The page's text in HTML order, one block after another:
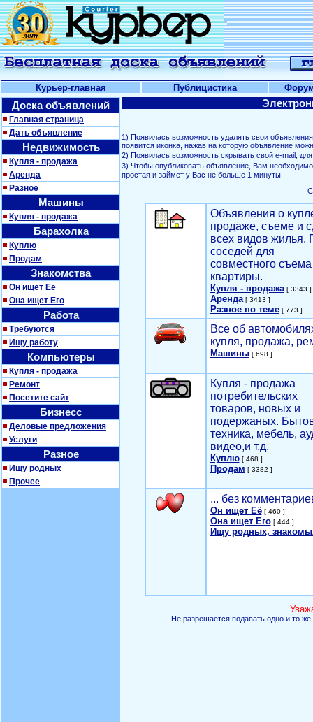
Курьер-главная Публицистика
Доска объявлений
Главная страница
Дать объявление
Недвижимость
Купля - продажа
Аренда
Разное
Машины
Купля - продажа
Барахолка
Куплю
Продам
Знакомства
Он ищет Ее
Она ищет Его
Работа
Требуются
Ищу работу
Компьютеры
Купля - продажа
Ремонт
Посетите сайт
Бизнесс
Деловые предложения
Услуги
Разное
Ищу родных
Прочее
1) Появилась возможность удалять свои
появится иконка, нажав на которую объявление
2) Появилась возможность скрывать свой е-mail,
3) Чтобы опубликовать объявление, Вам
простая и займет у Вас не больше 1 минуты.
Объявления о
продаже, съеме и
всех видов жилья.
соседей для
совместного съема
квартиры.
Купля - продажа[ 3343 ]
Аренда[ 3413 ]
Разное по теме[ 773 ]
Все об
купля, продажа,
Машины[ 698 ]
Купля - продажа
потребительских
товаров, новых и
подержаных.
техника, мебель,
видео,и т.д.
Куплю[ 468 ]
Продам [ 3382 ]
... без
Он ищет Её[ 460 ]
Она ищет Его[ 444 ]
Ищу родных,
Не разрешается подавать одно и то